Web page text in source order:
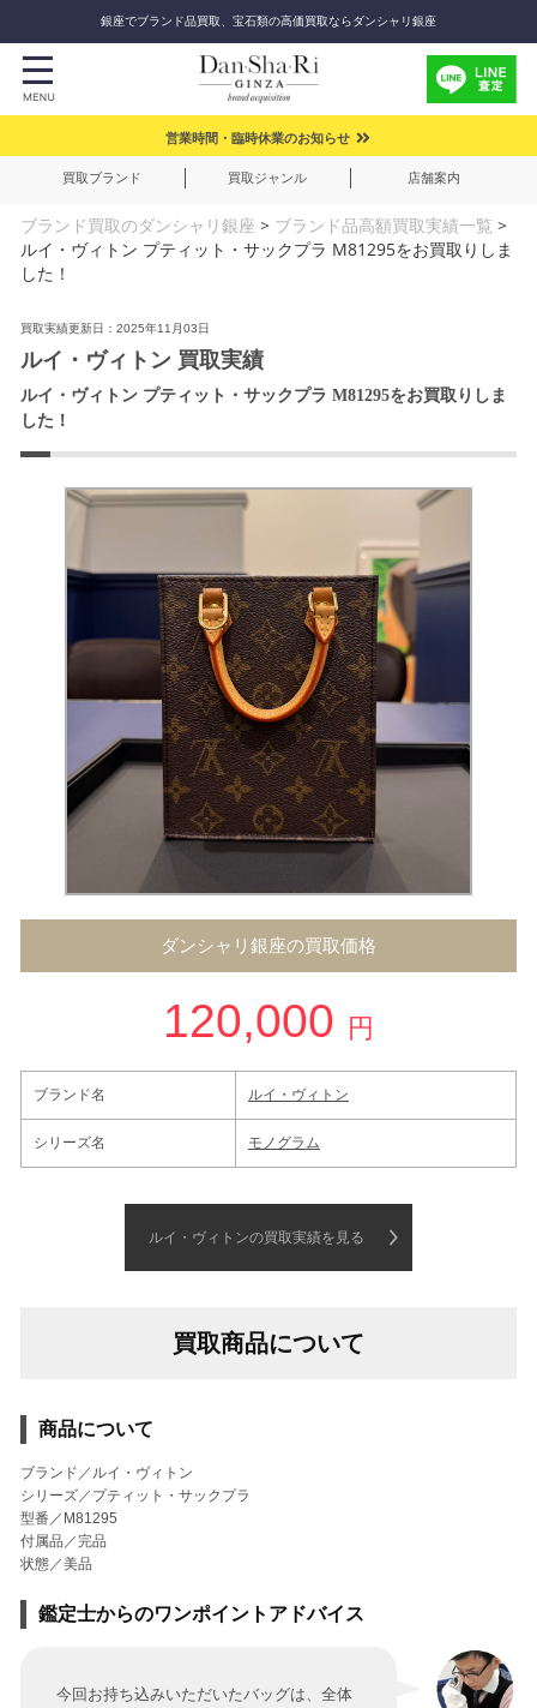
銀座でブランド品買取、宝石類の高価買取ならダンシャリ銀座
営業時間・臨時休業のお知らせ
買取ブランド 買取ジャンル 店舗案内
ブランド買取のダンシャリ銀座 > ブランド品高額買取実績一覧 >
ルイ・ヴィトン プティット・サックプラ M81295をお買取りしま
した！
買取実績更新日：2025年11月03日
ルイ・ヴィトン 買取実績
ルイ・ヴィトン プティット・サックプラ M81295をお買取りしま
した！
ダンシャリ銀座の買取価格
120,000 円
ブランド名 ルイ・ヴィトン
シリーズ名 モノグラム
ルイ・ヴィトンの買取実績を見る
買取商品について
商品について
ブランド／ルイ・ヴィトン
シリーズ／プティット・サックプラ
型番／M81295
付属品／完品
状態／美品
鑑定士からのワンポイントアドバイス
今回お持ち込みいただいたバッグは、全体